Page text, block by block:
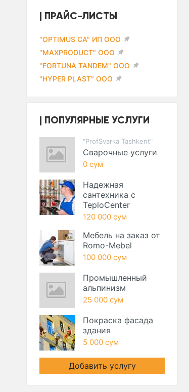
ПРАЙС-ЛИСТЫ
"OPTIMUS CA" ИП ООО
"MAXPRODUCT" ООО
"FORTUNA TANDEM" ООО
"HYPER PLAST" ООО
ПОПУЛЯРНЫЕ УСЛУГИ
"ProfSvarka Tashkent"
Сварочные услуги
0 сум
Надежная
сантехника с
TeploCenter
120 000 сум
Мебель на заказ от
Romo-Mebel
100 000 сум
Промышленный
альпинизм
25 000 сум
Покраска фасада
здания
5 000 сум
Добавить услугу